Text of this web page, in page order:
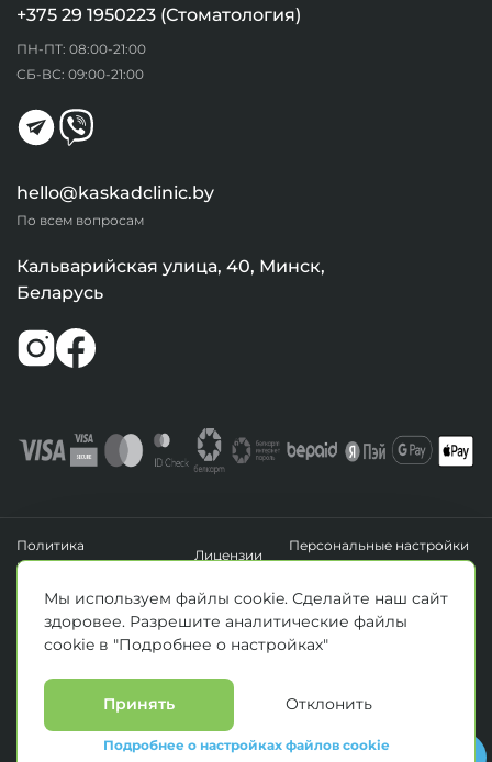
+375 29 1950223 (Стоматология)
ПН-ПТ: 08:00-21:00
СБ-ВС: 09:00-21:00
hello@kaskadclinic.by
По всем вопросам
Кальварийская улица, 40, Минск,
Беларусь
Политика
конфиденциальности
Лицензии
Персональные настройки
файлов cookie
Зарегистрировано Минским горисполкомом 14.04.2020 г.
© Все права защищены 2026. ООО «Клиника Каскад»
Материалы, размещенные на данной странице, носят информационный
должны использовать их в качестве медицинских рекомендаций.
Определение диагноза и выбор методики лечения остается исключительной
прерогативой вашего лечащего врача! * Цены, указанные на сайте
приведены как справочная информация и не являются публичной офертой.
С полным прейскурантом на оказываемые медицинские услуги можно
Мы используем файлы cookie. Сделайте наш сайт
здоровее. Разрешите аналитические файлы
cookie в "Подробнее о настройках"
Принять Отклонить
Подробнее о настройках файлов cookie